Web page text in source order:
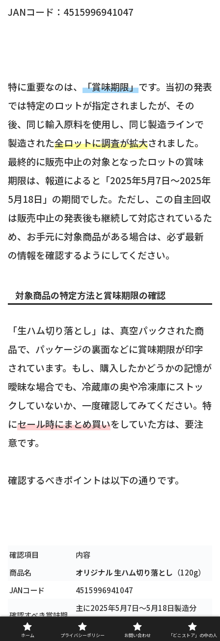
JANコード：4515996941047
特に重要なのは、 「賞味期限」です。当初の発表
では特定のロットが指定されましたが、その
後、同じ輸入原料を使用し、同じ製造ラインで
製造された全ロットに調査が拡大されました。
最終的に販売中止の対象となったロットの賞味
期限は、報道によると「2025年5月7日～2025年
5月18日」の期間でした。ただし、この自主回収
は販売中止の発表後も継続して対応されているた
め、お手元に対象商品がある場合は、必ず最新
の情報を確認するようにしてください。
対象商品の特定方法と賞味期限の確認
「生ハム切り落とし」は、真空パックされた商
品で、パッケージの裏面などに賞味期限が印字
されています。もし、購入したかどうかの記憶が
曖昧な場合でも、冷蔵庫の奥や冷凍庫にストッ
クしていないか、一度確認してみてください。特
にセール時にまとめ買いをしていた方は、要注
意です。
確認するべきポイントは以下の通りです。
確認項目
内容
商品名
オリジナル 生ハム切り落とし （120g）
JANコード
4515996941047
確認すべき賞味期
主に2025年5月7日～5月18日製造分
（ただし、不安な場合はすべて破棄推
奨）
ホーム プライバシーポリシー お問い合わせ 「どこストア」の中の人